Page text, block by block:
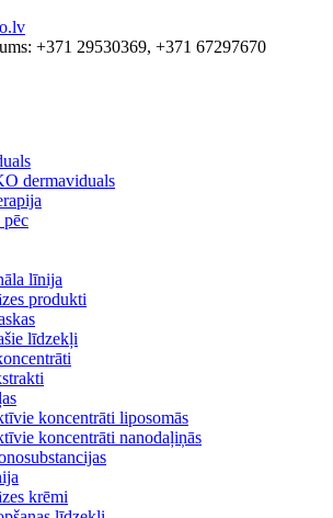
+371 29530369, +371 67297670
dermaviduals
pēc
līnija
produkti
līdzekļi
koncentrāti liposomās
koncentrāti nanodaļiņās
krēmi